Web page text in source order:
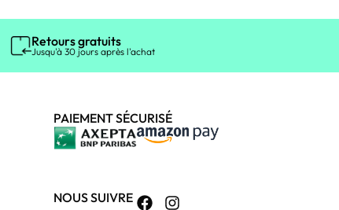
Retours gratuits
Jusqu'à 30 jours après l'achat
PAIEMENT SÉCURISÉ
NOUS SUIVRE